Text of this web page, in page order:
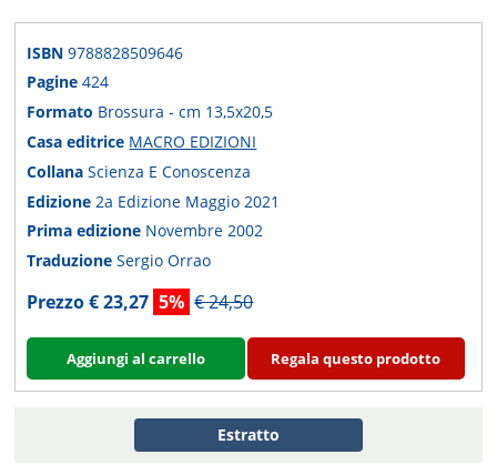
ISBN9788828509646
Pagine424
Formato Brossura - cm 13,5x20,5
Casa editrice MACRO EDIZIONI
CollanaScienza E Conoscenza
Edizione 2a Edizione Maggio 2021
Prima edizione Novembre 2002
TraduzioneSergio Orrao
Prezzo € 23,27 5% € 24,50
Aggiungi al carrello Regala questo prodotto
Estratto